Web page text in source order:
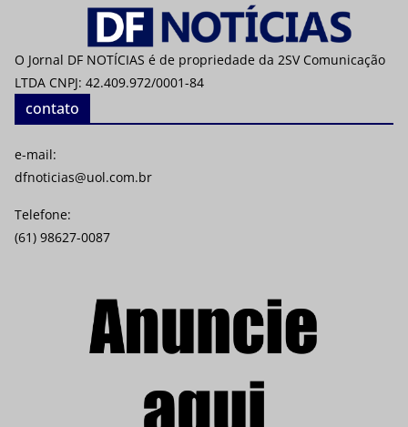
O Jornal DF NOTÍCIAS é de propriedade da 2SV Comunicação
LTDA CNPJ: 42.409.972/0001-84
contato
e-mail:
dfnoticias@uol.com.br
Telefone:
(61) 98627-0087